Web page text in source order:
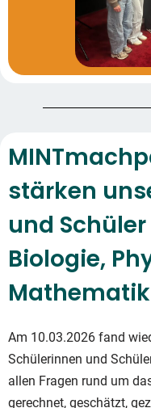
stärken
und
Biologie,
Am 10.03.2026 fand
Schülerinnen und
allen Fragen rund um
gerechnet, geschätzt,